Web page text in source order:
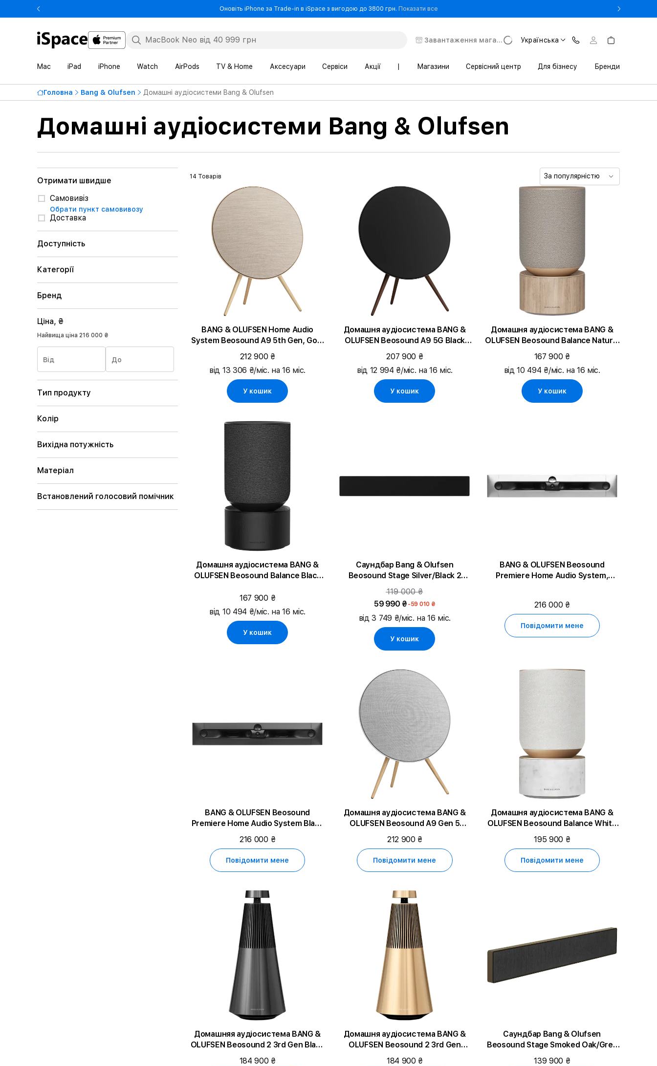
Оновіть iPhone за Trade-in в iSpace з вигодою до 3800 грн. Показати все- Оновіть iPhone за Trade-in в iSpace з вигодою до 3800 грн.
Завантаження магазину Українська
Mac iPad iPhone Watch AirPods TV & Home Аксесуари Сервіси Акції Магазини Сервісний центр Для бізнесу Бренди
Головна Bang & Olufsen Домашні аудіосистеми Bang & Olufsen
Домашні аудіосистеми Bang & Olufsen
Отримати швидше
Самовивіз
Обрати пункт самовивозу
Доставка
Доступність
Категорії
Бренд
Ціна, ₴
Найвища ціна 216 000 ₴
Від До
Тип продукту
Колір
Вихідна потужність
Матеріал
Встановлений голосовий помічник
14 Товарів За популярністю
BANG & OLUFSEN Home Audio
System Beosound A9 5th Gen, Gold
Tone
212 900 ₴
від 13 306 ₴/міс. на 16 міс.
У кошик
Домашня аудіосистема BANG &
OLUFSEN Beosound A9 5G Black
Anthracite (1200632)
207 900 ₴
від 12 994 ₴/міс. на 16 міс.
У кошик
Домашня аудіосистема BANG &
OLUFSEN Beosound Balance Natural
Oak
167 900 ₴
від 10 494 ₴/міс. на 16 міс.
У кошик
Домашня аудіосистема BANG &
OLUFSEN Beosound Balance Black
167 900 ₴
від 10 494 ₴/міс. на 16 міс.
У кошик
Саундбар Bang & Olufsen
Beosound Stage Silver/Black 2
(1200463)
119 000 ₴
59 990 ₴ -59 010 ₴
від 3 749 ₴/міс. на 16 міс.
У кошик
BANG & OLUFSEN Beosound
Premiere Home Audio System,
216 000 ₴
Повідомити мене
BANG & OLUFSEN Beosound
Premiere Home Audio System Black
Anthracite
216 000 ₴
Повідомити мене
Домашня аудіосистема BANG &
OLUFSEN Beosound A9 Gen 5
Natural Aluminium (1200634)
212 900 ₴
Повідомити мене
Домашня аудіосистема BANG &
OLUFSEN Beosound Balance White
Marble
195 900 ₴
Повідомити мене
Домашняя аудіосистема BANG &
OLUFSEN Beosound 2 3rd Gen Black
Anthracite
184 900 ₴
Домашня аудіосистема BANG &
OLUFSEN Beosound 2 3rd Gen
Natural
184 900 ₴
Саундбар Bang & Olufsen
Beosound Stage Smoked Oak/Grey
2 (1200473)
139 900 ₴